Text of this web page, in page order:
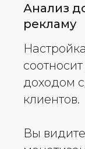
Анализ
рекламу
доходом
клиентов.
Вы